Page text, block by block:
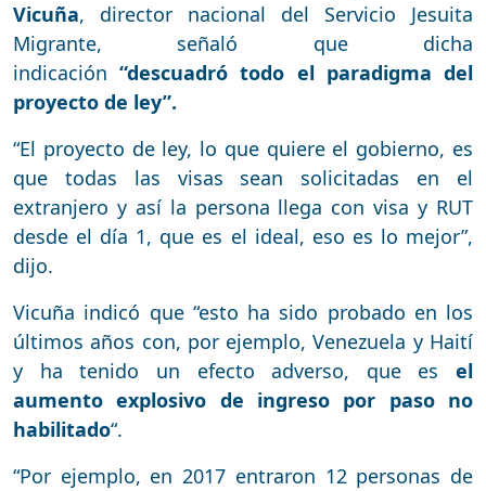
Vicuña, director nacional del Servicio Jesuita
Migrante, señaló que dicha
indicación“descuadró todo el paradigma del
proyecto de ley”.
“El proyecto de ley, lo que quiere el gobierno, es
que todas las visas sean solicitadas en el
extranjero y así la persona llega con visa y RUT
desde el día 1, que es el ideal, eso es lo mejor”,
dijo.
Vicuña indicó que “esto ha sido probado en los
últimos años con, por ejemplo, Venezuela y Haití
y ha tenido un efecto adverso, que es el
aumento explosivo de ingreso por paso no
habilitado“.
“Por ejemplo, en 2017 entraron 12 personas de